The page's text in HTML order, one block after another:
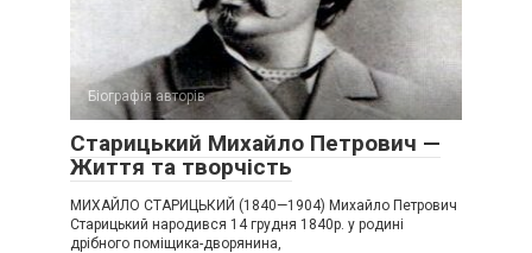
Біографія авторів
Старицький Михайло Петрович —
Життя та творчість
МИХАЙЛО СТАРИЦЬКИЙ (1840—1904) Михайло Петрович
Старицький народився 14 грудня 1840р. у родині
дрібного поміщика-дворянина,